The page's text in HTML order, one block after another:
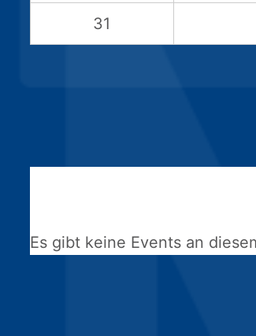
31
Es gibt keine Events an